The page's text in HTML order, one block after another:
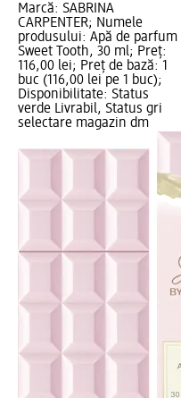
Marcă: SABRINA
CARPENTER; Numele
produsului: Apă de parfum
Sweet Tooth, 30 ml; Preț:
116,00 lei; Preț de bază: 1
buc (116,00 lei pe 1 buc);
Disponibilitate: Status
verde Livrabil, Status gri
selectare magazin dm